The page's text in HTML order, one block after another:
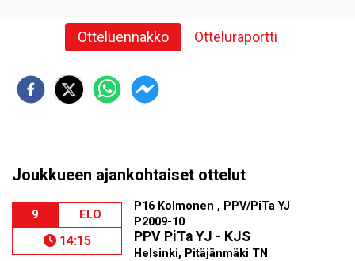
Otteluennakko Otteluraportti
Joukkueen ajankohtaiset ottelut
9 ELO
14:15
P16 Kolmonen , PPV/PiTa YJ
P2009-10
PPV PiTa YJ - KJS
Helsinki, Pitäjänmäki TN